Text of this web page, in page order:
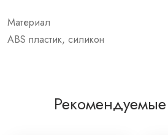
Материал
ABS пластик, силикон